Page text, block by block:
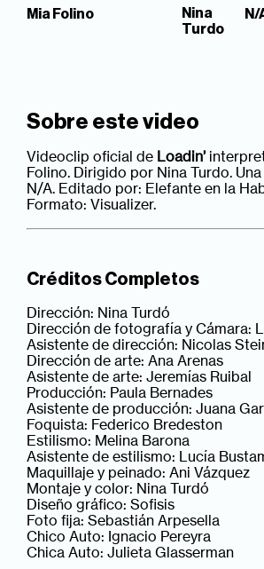
Mia Folino
Nina
Turdo
N/
Sobre este video
Videoclip oficial de Loadin’
Folino. Dirigido por Nina Turdo.
N/A. Editado por: Elefante en la
Formato: Visualizer.
Créditos Completos
Dirección: Nina Turdó
Dirección de fotografía y Cámara:
Asistente de dirección: Nicolas
Dirección de arte: Ana Arenas
Asistente de arte: Jeremías Ruibal
Producción: Paula Bernades
Asistente de producción: Juana
Foquista: Federico Bredeston
Estilismo: Melina Barona
Asistente de estilismo: Lucía
Maquillaje y peinado: Ani Vázquez
Montaje y color: Nina Turdó
Diseño gráfico: Sofisis
Foto fija: Sebastián Arpesella
Chico Auto: Ignacio Pereyra
Chica Auto: Julieta Glasserman